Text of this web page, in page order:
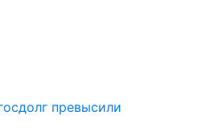
превысили